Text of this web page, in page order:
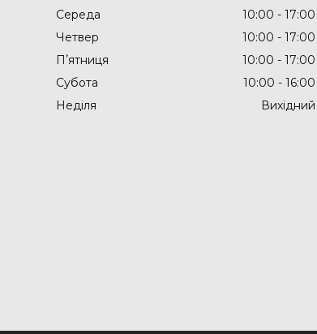
Середа
10:00
17:00
Четвер
10:00
17:00
Пʼятниця
10:00
17:00
Субота
10:00
16:00
Неділя
Вихідний